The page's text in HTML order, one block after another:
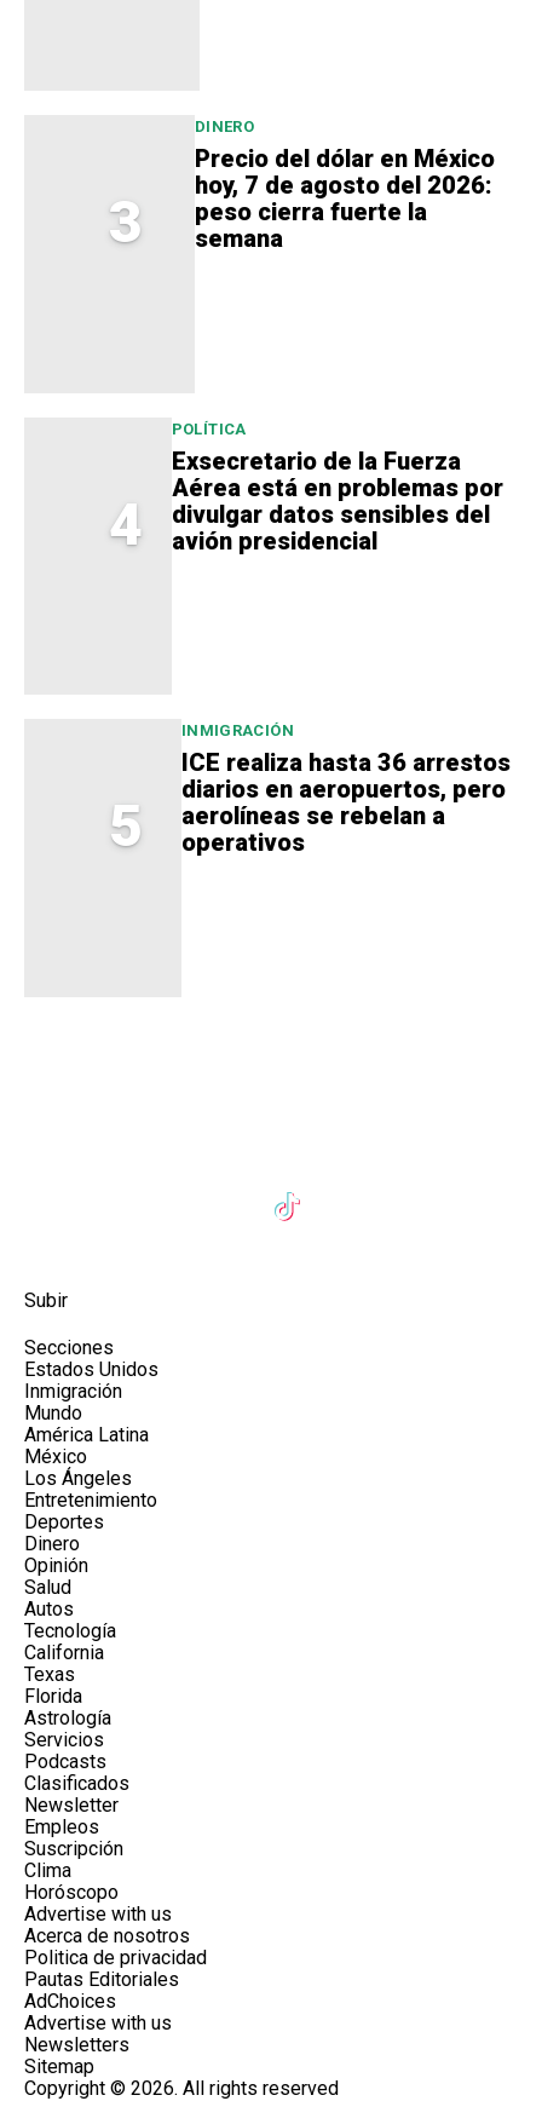
3
DINERO
Precio del dólar en México
hoy, 7 de agosto del 2026:
peso cierra fuerte la
semana
4
POLÍTICA
Exsecretario de la Fuerza
Aérea está en problemas por
divulgar datos sensibles del
avión presidencial
5
INMIGRACIÓN
ICE realiza hasta 36 arrestos
diarios en aeropuertos, pero
aerolíneas se rebelan a
operativos
Subir
Secciones
Estados Unidos
Inmigración
Mundo
América Latina
México
Los Ángeles
Entretenimiento
Deportes
Dinero
Opinión
Salud
Autos
Tecnología
California
Texas
Florida
Astrología
Servicios
Podcasts
Clasificados
Newsletter
Empleos
Suscripción
Clima
Horóscopo
Advertise with us
Acerca de nosotros
Politica de privacidad
Pautas Editoriales
AdChoices
Advertise with us
Newsletters
Sitemap
Copyright © 2026. All rights reserved